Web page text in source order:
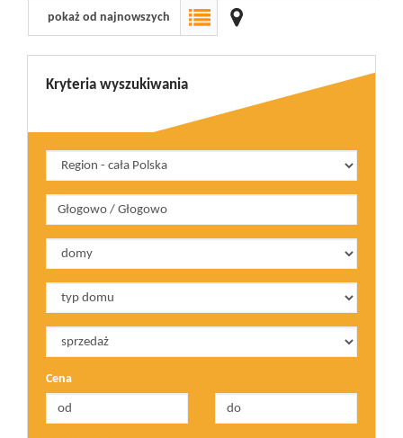
Blog
Opinie
pokaż od najnowszych
Kryteria wyszukiwania
Cena